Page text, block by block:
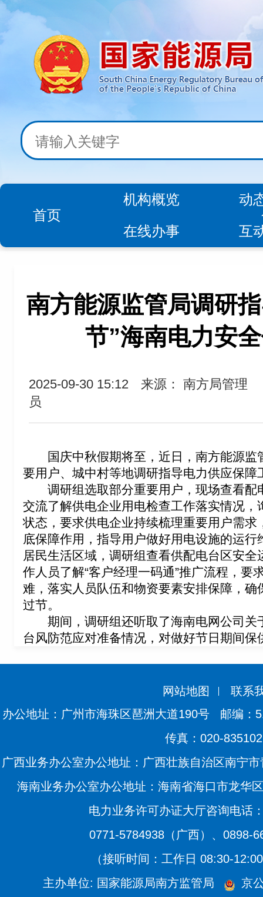
首页
机构概览
动
在线办事
互
南方能源监管局调研
节”海南电力安
2025-09-30 15:12
来源： 南方局管理
员
国庆中秋假期将至，近日，南方能源
要用户、城中村等地调研指导电力供应保障
调研组选取部分重要用户，现场查看
交流了解供电企业用电检查工作落实情况
状态，要求供电企业持续梳理重要用户需求
底保障作用，指导用户做好用电设施的运
居民生活区域，调研组查看供配电台区安
作人员了解“客户经理一码通”推广流程，要
难，落实人员队伍和物资要素安排保障，
过节。
期间，调研组还听取了海南电网公司关
台风防范应对准备情况，对做好节日期间
网站地图
联系
办公地址：广州市海珠区琶洲大道190号
邮编：
传真：020-
广西业务办公室办公地址：广西壮族自治区南宁
海南业务办公室办公地址：海南省海口市龙华
电力业务许可办证大厅咨询电话
0771-5784938（广西）、0898-
（接听时间：工作日 08:30-
主办单位: 国家能源局南方监管局
京